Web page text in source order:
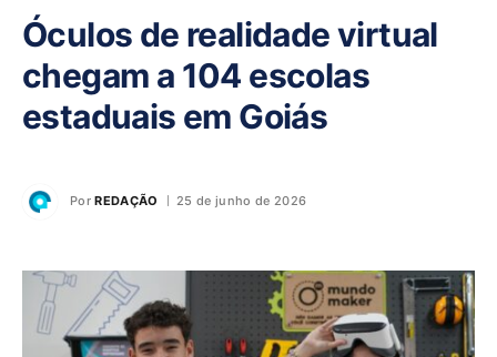
Óculos de realidade virtual
chegam a 104 escolas
estaduais em Goiás
Por REDAÇÃO 25 de junho de 2026